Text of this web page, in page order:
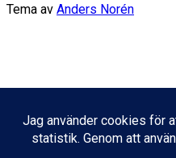
Tema av Anders Norén